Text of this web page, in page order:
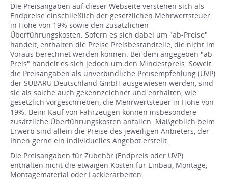
Die Preisangaben auf dieser Webseite verstehen sich als
Endpreise einschließlich der gesetzlichen Mehrwertsteuer
in Höhe von 19% sowie den zusätzlichen
Überführungskosten. Sofern es sich dabei um "ab-Preise"
handelt, enthalten die Preise Preisbestandteile, die nicht im
Voraus berechnet werden können. Bei dem angegeben "ab-
Preis" handelt es sich jedoch um den Mindestpreis. Soweit
die Preisangaben als unverbindliche Preisempfehlung (UVP)
der SUBARU Deutschland GmbH ausgewiesen werden, sind
sie als solche auch gekennzeichnet und enthalten, wie
gesetzlich vorgeschrieben, die Mehrwertsteuer in Höhe von
19%. Beim Kauf von Fahrzeugen können insbesondere
zusätzliche Überführungskosten anfallen. Maßgeblich beim
Erwerb sind allein die Preise des jeweiligen Anbieters, der
Ihnen gerne ein individuelles Angebot erstellt.
Die Preisangaben für Zubehör (Endpreis oder UVP)
enthalten nicht die etwaigen Kosten für Einbau, Montage,
Montagematerial oder Lackierarbeiten.